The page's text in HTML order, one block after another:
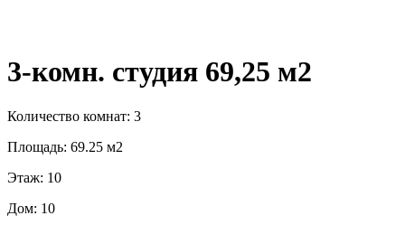
3-комн. студия 69,25 м2
Количество комнат: 3
Площадь: 69.25 м2
Этаж: 10
Дом: 10